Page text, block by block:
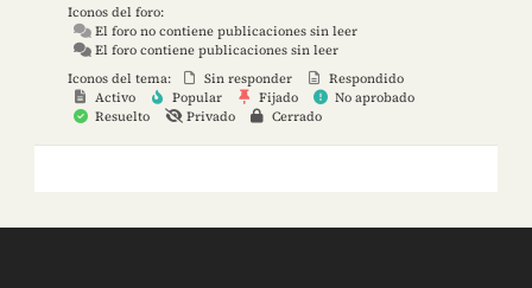
Iconos del foro:
El foro no contiene publicaciones sin leer
El foro contiene publicaciones sin leer
Iconos del tema:
Sin responder
Respondido
Activo
Popular Fijado
No aprobado
Resuelto
Privado Cerrado